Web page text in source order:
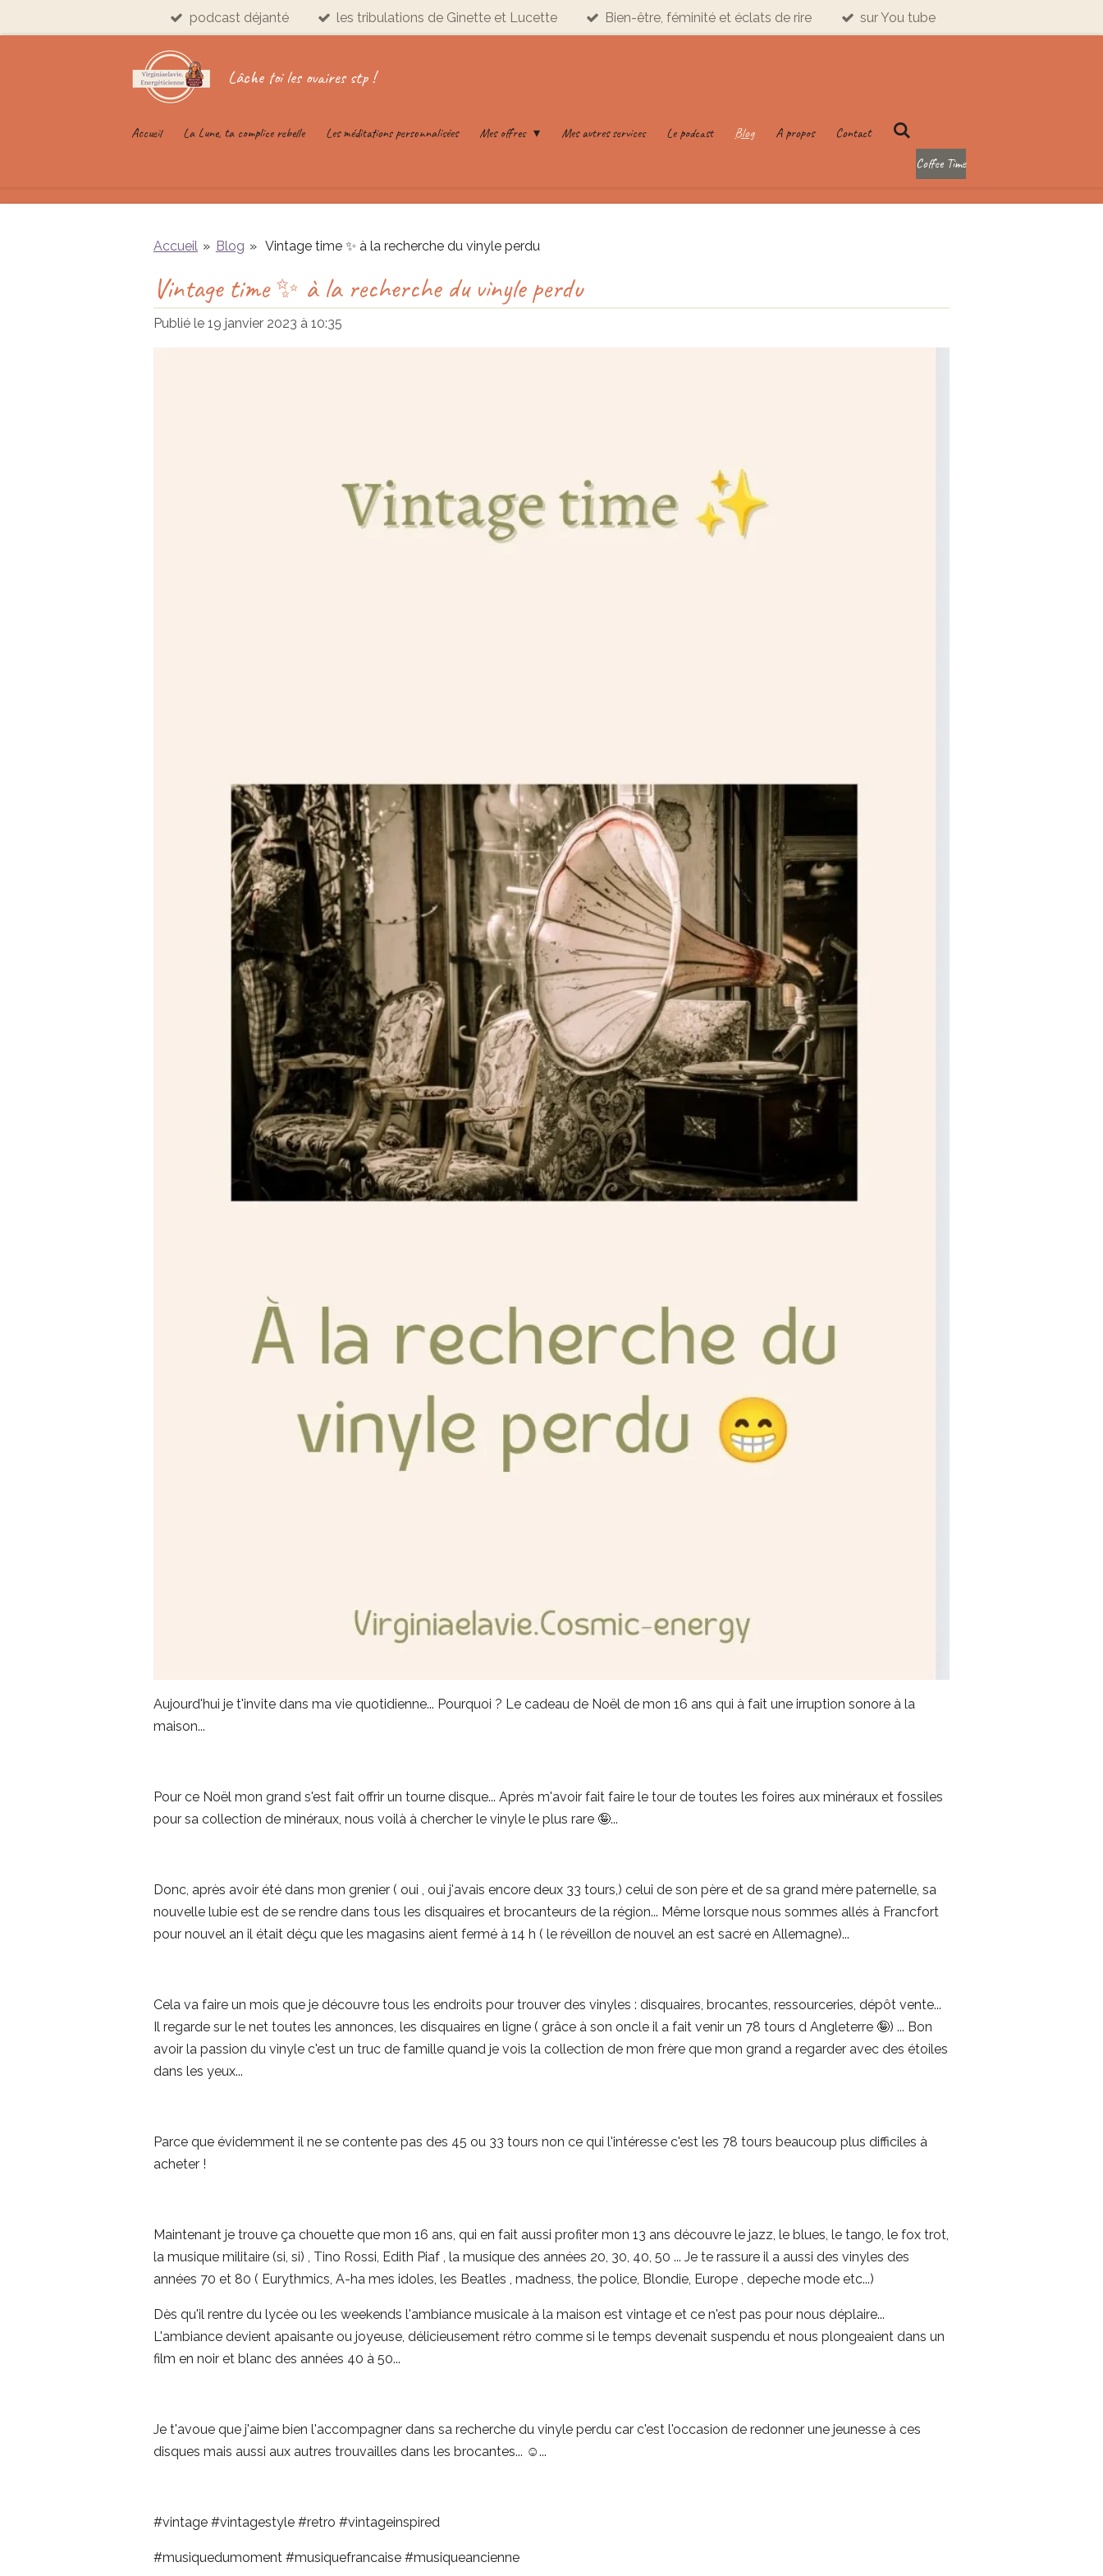
podcast déjanté les tribulations de Ginette et Lucette Bien-être, féminité et éclats de rire sur You tube
Lâche toi les ovaires stp !
Accueil La Lune, ta complice rebelle Les méditations personnalisées Mes offres Mes autres services Le podcast Blog A propos
Contact
Coffee Time
Accueil » Blog » Vintage time ✨ à la recherche du vinyle perdu
Vintage time ✨ à la recherche du vinyle perdu
Publié le 19 janvier 2023 à 10:35
Aujourd'hui je t'invite dans ma vie quotidienne... Pourquoi ? Le cadeau de Noël de mon 16 ans qui à fait une irruption sonore à la
maison...
Pour ce Noël mon grand s'est fait offrir un tourne disque... Après m'avoir fait faire le tour de toutes les foires aux minéraux et fossiles
pour sa collection de minéraux, nous voilà à chercher le vinyle le plus rare 🤪...
Donc, après avoir été dans mon grenier ( oui , oui j'avais encore deux 33 tours,) celui de son père et de sa grand mère paternelle, sa
nouvelle lubie est de se rendre dans tous les disquaires et brocanteurs de la région... Même lorsque nous sommes allés à Francfort
pour nouvel an il était déçu que les magasins aient fermé à 14 h ( le réveillon de nouvel an est sacré en Allemagne)...
Cela va faire un mois que je découvre tous les endroits pour trouver des vinyles : disquaires, brocantes, ressourceries, dépôt vente...
Il regarde sur le net toutes les annonces, les disquaires en ligne ( grâce à son oncle il a fait venir un 78 tours d Angleterre 🤪) ... Bon
avoir la passion du vinyle c'est un truc de famille quand je vois la collection de mon frère que mon grand a regarder avec des étoiles
dans les yeux...
Parce que évidemment il ne se contente pas des 45 ou 33 tours non ce qui l'intéresse c'est les 78 tours beaucoup plus difficiles à
acheter !
Maintenant je trouve ça chouette que mon 16 ans, qui en fait aussi profiter mon 13 ans découvre le jazz, le blues, le tango, le fox trot,
la musique militaire (si, si) , Tino Rossi, Edith Piaf , la musique des années 20, 30, 40, 50 ... Je te rassure il a aussi des vinyles des
années 70 et 80 ( Eurythmics, A-ha mes idoles, les Beatles , madness, the police, Blondie, Europe , depeche mode etc...)
Dès qu'il rentre du lycée ou les weekends l'ambiance musicale à la maison est vintage et ce n'est pas pour nous déplaire...
L'ambiance devient apaisante ou joyeuse, délicieusement rétro comme si le temps devenait suspendu et nous plongeaient dans un
film en noir et blanc des années 40 à 50...
Je t'avoue que j'aime bien l'accompagner dans sa recherche du vinyle perdu car c'est l'occasion de redonner une jeunesse à ces
disques mais aussi aux autres trouvailles dans les brocantes... ☺️...
#vintage #vintagestyle #retro #vintageinspired
#musiquedumoment #musiquefrancaise #musiqueancienne